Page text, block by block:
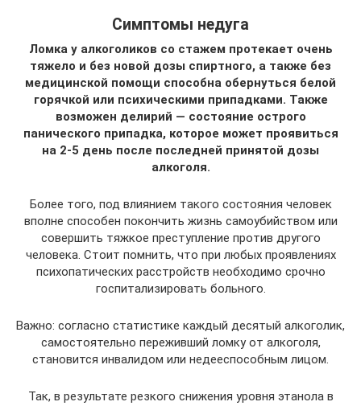
Симптомы недуга
Ломка у алкоголиков со стажем протекает очень
тяжело и без новой дозы спиртного, а также без
медицинской помощи способна обернуться белой
горячкой или психическими припадками. Также
возможен делирий — состояние острого
панического припадка, которое может проявиться
на 2-5 день после последней принятой дозы
алкоголя.
Более того, под влиянием такого состояния человек
вполне способен покончить жизнь самоубийством или
совершить тяжкое преступление против другого
человека. Стоит помнить, что при любых проявлениях
психопатических расстройств необходимо срочно
госпитализировать больного.
Важно: согласно статистике каждый десятый алкоголик,
самостоятельно переживший ломку от алкоголя,
становится инвалидом или недееспособным лицом.
Так, в результате резкого снижения уровня этанола в